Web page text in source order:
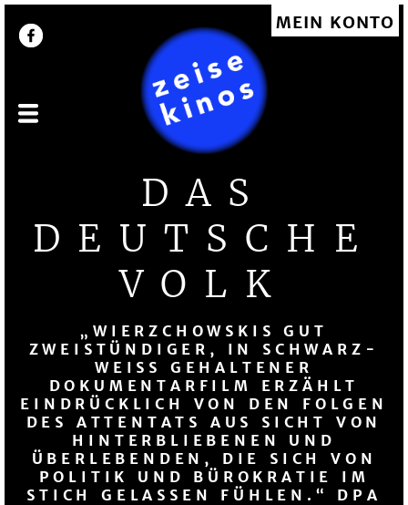
zum
Inhalt
User account menu MEIN KONTO
DAS
DEUTSCHE
VOLK
„WIERZCHOWSKIS GUT
ZWEISTÜNDIGER, IN SCHWARZ-
WEISS GEHALTENER D
OKUMENTARFILM ERZÄHLT E
INDRÜCKLICH VON DEN FOLGEN D
ES ATTENTATS AUS SICHT VON H
INTERBLIEBENEN UND U
̈BERLEBENDEN, DIE SICH VON P
OLITIK UND BÜROKRATIE IM S
TICH GELASSEN FÜHLEN.“ DPA